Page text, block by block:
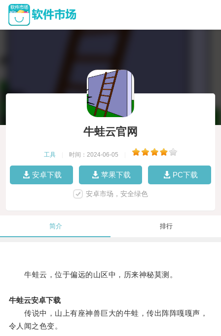
牛蛙云官网
工具 时间：2024-06-05
安卓下载 苹果下载 PC下载
安卓市场，安全绿色
简介 排行
牛蛙云，位于偏远的山区中，历来神秘莫测。
牛蛙云安卓下载
传说中，山上有座神兽巨大的牛蛙，传出阵阵嘎嘎声，
令人闻之色变。